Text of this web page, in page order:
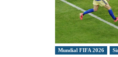
Mundial FIFA 2026